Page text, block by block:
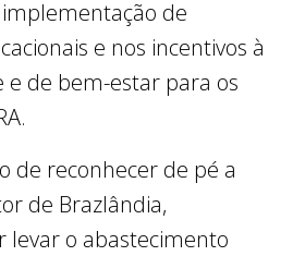
de
e nos incentivos à
e de bem-estar para os
de reconhecer de pé a
de Brazlândia,
levar o abastecimento